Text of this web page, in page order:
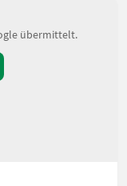
übermittelt.